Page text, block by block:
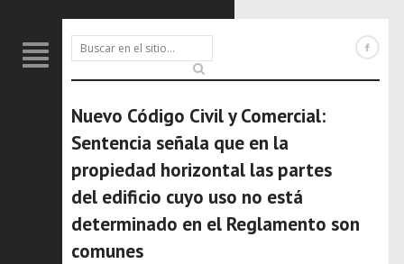
Nuevo Código Civil y Comercial:
Sentencia señala que en la
propiedad horizontal las partes
del edificio cuyo uso no está
determinado en el Reglamento son
comunes